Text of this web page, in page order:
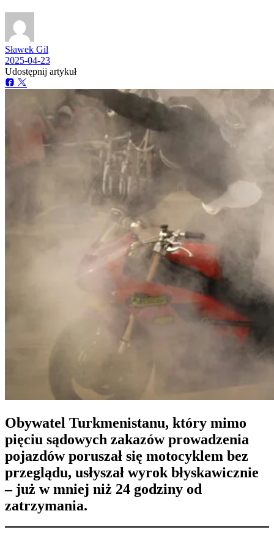
Sławek Gil
2025-04-23
Udostępnij artykuł
Obywatel Turkmenistanu, który mimo
pięciu sądowych zakazów prowadzenia
pojazdów poruszał się motocyklem bez
przeglądu, usłyszał wyrok błyskawicznie
– już w mniej niż 24 godziny od
zatrzymania.